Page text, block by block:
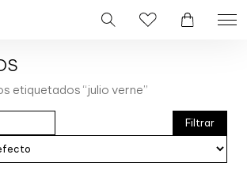
etiquetados “julio verne”
Filtrar